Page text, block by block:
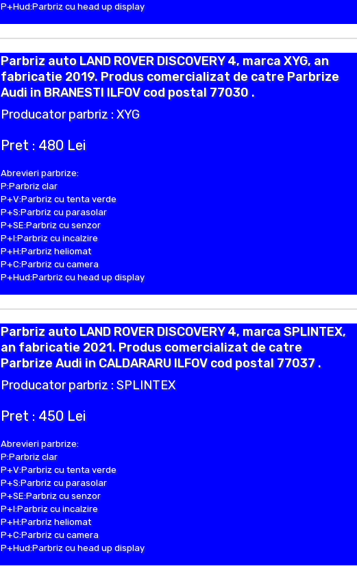
P+Hud:Parbriz cu head up display
Parbriz auto LAND ROVER DISCOVERY 4, marca XYG, an
fabricatie 2019. Produs comercializat de catre Parbrize
Audi in BRANESTI ILFOV cod postal 77030 .
Producator parbriz : XYG
Pret : 480 Lei
Abrevieri parbrize:
P:Parbriz clar
P+V:Parbriz cu tenta verde
P+S:Parbriz cu parasolar
P+SE:Parbriz cu senzor
P+I:Parbriz cu incalzire
P+H:Parbriz heliomat
P+C:Parbriz cu camera
P+Hud:Parbriz cu head up display
Parbriz auto LAND ROVER DISCOVERY 4, marca SPLINTEX,
an fabricatie 2021. Produs comercializat de catre
Parbrize Audi in CALDARARU ILFOV cod postal 77037 .
Producator parbriz : SPLINTEX
Pret : 450 Lei
Abrevieri parbrize:
P:Parbriz clar
P+V:Parbriz cu tenta verde
P+S:Parbriz cu parasolar
P+SE:Parbriz cu senzor
P+I:Parbriz cu incalzire
P+H:Parbriz heliomat
P+C:Parbriz cu camera
P+Hud:Parbriz cu head up display